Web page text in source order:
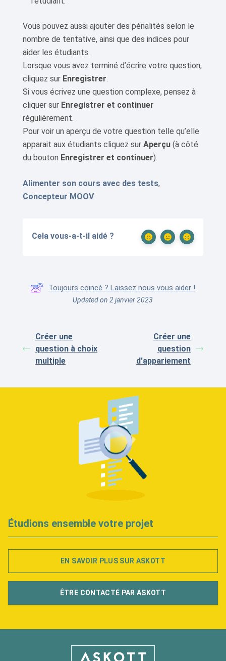
Vous pouvez aussi ajouter des pénalités selon le
nombre de tentative, ainsi que des indices pour
aider les étudiants.
Lorsque vous avez terminé d’écrire votre question,
cliquez sur Enregistrer.
Si vous écrivez une question complexe, pensez à
cliquer sur Enregistrer et continuer
régulièrement.
Pour voir un aperçu de votre question telle qu’elle
apparait aux étudiants cliquez sur Aperçu (à côté
du bouton Enregistrer et continuer).
Alimenter son cours avec des tests,
Concepteur MOOV
Cela vous-a-t-il aidé ?
Toujours coincé ? Laissez nous vous aider !
Updated on 2 janvier 2023
Créer une
question à choix
multiple
Créer une
question
d’appariement
Étudions ensemble votre projet
EN SAVOIR PLUS SUR ASKOTT
ÊTRE CONTACTÉ PAR ASKOTT